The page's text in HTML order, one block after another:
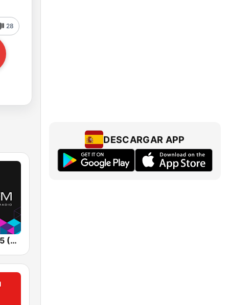
28
Kiss FM 106.5 (Кисc ФМ)
DESCARGAR APP